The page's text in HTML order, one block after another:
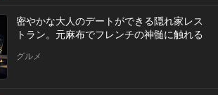
密やかな大人のデートができる隠れ家レス
トラン。元麻布でフレンチの神髄に触れる
グルメ